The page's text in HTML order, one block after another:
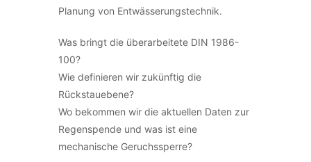
Planung von Entwässerungstechnik.
Was bringt die überarbeitete DIN 1986-
100?
Wie definieren wir zukünftig die
Rückstauebene?
Wo bekommen wir die aktuellen Daten zur
Regenspende und was ist eine
mechanische Geruchssperre?